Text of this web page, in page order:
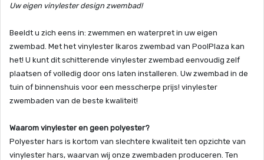
Uw eigen vinylester design zwembad!
Beeldt u zich eens in: zwemmen en waterpret in uw eigen
zwembad. Met het vinylester Ikaros zwembad van PoolPlaza kan
het! U kunt dit schitterende vinylester zwembad eenvoudig zelf
plaatsen of volledig door ons laten installeren. Uw zwembad in de
tuin of binnenshuis voor een messcherpe prijs! vinylester
zwembaden van de beste kwaliteit!
Waarom vinylester en geen polyester?
Polyester hars is kortom van slechtere kwaliteit ten opzichte van
vinylester hars, waarvan wij onze zwembaden produceren. Ten